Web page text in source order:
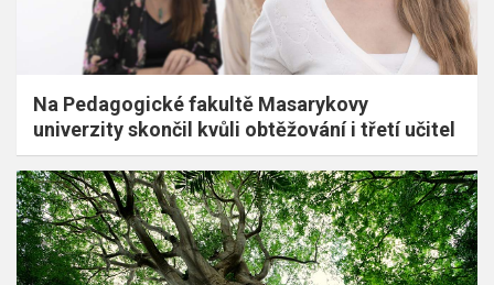
Na Pedagogické fakultě Masarykovy
univerzity skončil kvůli obtěžování i třetí učitel